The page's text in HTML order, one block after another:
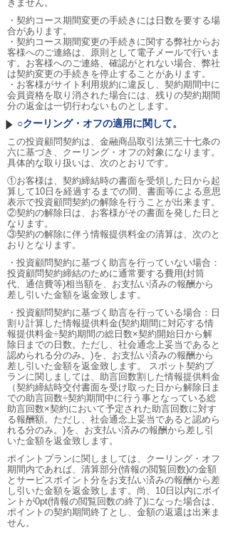
きません。
・契約コース期間変更の手続きには日数を要する場
合があります。
・契約コース期間変更の手続きに関する弊社からお
客様へのご連絡は、原則として電子メールで行いま
す。お客様へのご連絡、確認がとれない場合、弊社
は契約変更の手続きを停止することがあります。
・お客様がサイト利用規約に違反し、契約期間中に
会員資格を取り消された場合には、残りの契約期間
分の返金は一切行わないものとします。
○クーリング・オフの適用に関して。
この投資顧問契約は、金融商品取引法第三十七条の
六に基づき、クーリング・オフの対象になります。
具体的な取り扱いは、次のとおりです。
①お客様は、契約締結時の書面を受領した日から起
算して10日を経過するまでの間、書面等による意思
表示で投資顧問契約の解除を行うことが出来ます。
②契約の解除日は、お客様がその書面を発した日と
なります。
③契約の解除に伴う情報提供料金の清算は、次のと
おりとなります。
・投資顧問契約に基づく助言を行っていない場合：
投資顧問契約締結のために通常要する費用(封筒
代、通信費等)相当額を、お支払い済みの報酬から
差し引いた金額を返金致します。
・投資顧問契約に基づく助言を行っている場合：日
割り計算した情報提供料金(契約期間に対応する情
報提供料金÷契約期間の総日数×契約開始日から解
除日までの日数。ただし、社会通念上妥当であると
認められる分のみ。)を、お支払い済みの報酬から
差し引いた金額を返金致します。 スポット契約プ
ランに関しましては、助言回数割した情報提供料金
（契約締結時交付書面を受け取った日から解除日ま
での助言回数÷契約期間中に行う事となっている総
助言回数×契約において予定された助言回数に対す
る報酬額。ただし、社会通念上妥当であると認めら
れる分のみ。)を、お支払い済みの報酬から差し引
いた金額を返金致します。
ポイントプランに関しましては、クーリング・オフ
期間内であれば、清算部分(情報の閲覧回数)の金額
とサービスポイント分をお支払い済みの報酬から差
し引いた金額を返金致します。尚、10日以内にポイ
ントが0pt(情報の閲覧回数の終了)になった場合は、
ポイントの契約期間終了とし、金額の返還は出来ま
せん。